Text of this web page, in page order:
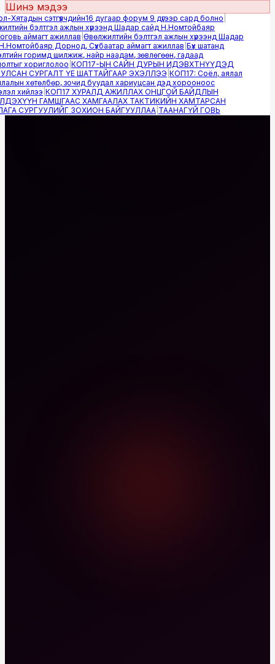
Шинэ мэдээ
сэтгүүлчдийн16 дугаар форум 9 дүгээр сард болно|
бэлтгэл ажлын хүрээнд Шадар сайд Н.Номтойбаяр
аймагт ажиллав|Өвөлжилтийн бэлтгэл ажлын хүрээнд Шадар
Дорнод, Сүхбаатар аймагт ажиллав|Бүх шатанд
горимд шилжиж, найр наадам, зөвлөгөөн, гадаад
хориглолоо|КОП17-ЫН САЙН ДУРЫН ИДЭВХТНҮҮДЭД
СУРГАЛТ ҮЕ ШАТТАЙГААР ЭХЭЛЛЭЭ|КОП17: Соёл, аялал
хөтөлбөр, зочид буудал хариуцсан дэд хорооноос
хийлээ|КОП17 ХУРАЛД АЖИЛЛАХ ОНЦГОЙ БАЙДЛЫН
ГАМШГААС ХАМГААЛАХ ТАКТИКИЙН ХАМТАРСАН
СУРГУУЛИЙГ ЗОХИОН БАЙГУУЛЛАА|ТААНАГҮЙ ГОВЬ